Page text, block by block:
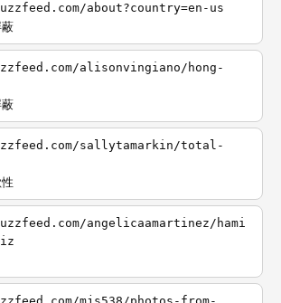
about?country=en-us
alisonvingiano/hong-
sallytamarkin/total-
angelicaamartinez/hami